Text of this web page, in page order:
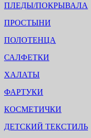
ПЛЕДЫ/ПОКРЫВАЛА
ПРОСТЫНИ
ПОЛОТЕНЦА
САЛФЕТКИ
ХАЛАТЫ
ФАРТУКИ
КОСМЕТИЧКИ
ДЕТСКИЙ ТЕКСТИЛЬ